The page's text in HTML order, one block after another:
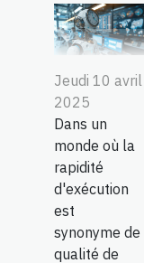
Jeudi 10 avril
2025
Dans un
monde où la
rapidité
d'exécution
est
synonyme de
qualité de